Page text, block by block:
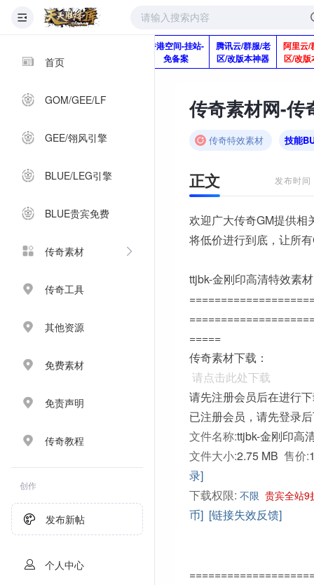
首页
GOM/GEE/LF
GEE/翎风引擎
BLUE/LEG引擎
BLUE贵宾免费
传奇素材
传奇工具
其他资源
免费素材
免责声明
传奇教程
创作
发布新帖
个人中心
Q920992345
香港空间-挂站-
免备案
腾讯云/群服/老
区/改版本神器
阿里云/
区/改版
传奇特效素材 技能
正文 发布时
欢迎广大传奇GM提供相
将低价进行到底，让所
ttjbk-金刚印高清特效素材
=====
传奇素材下载：
请点击此处下载
请先注册会员后在进行
已注册会员，请先登录
文件名称:ttjbk-金刚印高
文件大小:2.75 MB 售价:
录]
下载权限: 不限 贵宾全站9
币] [链接失效反馈]